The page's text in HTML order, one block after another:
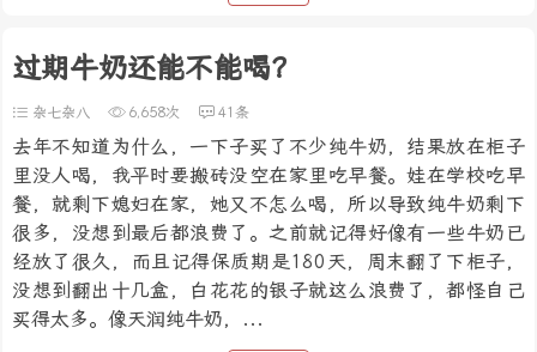
过期牛奶还能不能喝？
杂七杂八 6,658次 41条
去年不知道为什么，一下子买了不少纯牛奶，结果放在柜子
里没人喝，我平时要搬砖没空在家里吃早餐。娃在学校吃早
餐，就剩下媳妇在家，她又不怎么喝，所以导致纯牛奶剩下
很多，没想到最后都浪费了。之前就记得好像有一些牛奶已
经放了很久，而且记得保质期是180天，周末翻了下柜子，
没想到翻出十几盒，白花花的银子就这么浪费了，都怪自己
买得太多。像天润纯牛奶，...